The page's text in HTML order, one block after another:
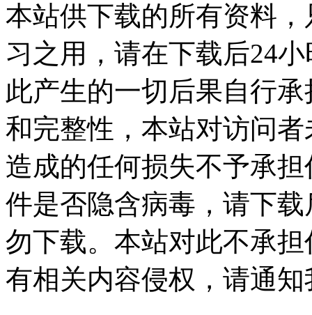
本站供下载的所有资料
习之用，请在下载后24
此产生的一切后果自行
和完整性，本站对访问
造成的任何损失不予承
件是否隐含病毒，请下
勿下载。本站对此不承
有相关内容侵权，请通知